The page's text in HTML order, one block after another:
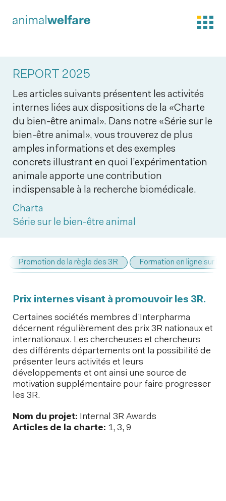
REPORT 2025
Les articles suivants présentent les activités
internes liées aux dispositions de la «Charte
du bien-être animal». Dans notre «Série sur le
bien-être animal», vous trouverez de plus
amples informations et des exemples
concrets illustrant en quoi l’expérimentation
animale apporte une contribution
indispensable à la recherche biomédicale.
Charta
Série sur le bien-être animal
Promotion de la règle des 3R Formation en ligne sur
Prix internes visant à promouvoir les 3R.
Certaines sociétés membres d’Interpharma
décernent régulièrement des prix 3R nationaux et
internationaux. Les chercheuses et chercheurs
des différents départements ont la possibilité de
présenter leurs activités et leurs
développements et ont ainsi une source de
motivation supplémentaire pour faire progresser
les 3R.
Nom du projet: Internal 3R Awards
Articles de la charte: 1, 3, 9